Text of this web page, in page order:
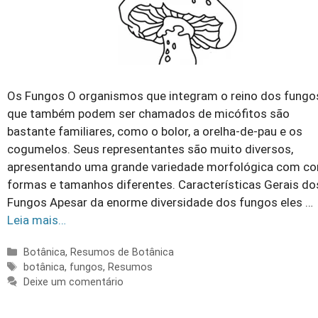
Os Fungos O organismos que integram o reino dos
que também podem ser chamados de micófitos são
bastante familiares, como o bolor, a orelha-de-pau e os
cogumelos. Seus representantes são muito diversos,
apresentando uma grande variedade morfológica com
formas e tamanhos diferentes. Características Gerais
Fungos Apesar da enorme diversidade dos fungos eles …
Leia mais…
Categorias
Botânica, Resumos de Botânica
Tags
botânica, fungos, Resumos
Deixe um comentário